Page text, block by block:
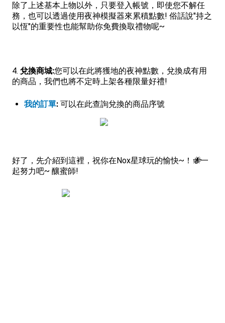
除了上述基本上物以外，只要登入帳號，即使您不解任
務，也可以透過使用夜神模擬器來累積點數! 俗話說"持之
以恆"的重要性也能幫助你免費換取禮物呢~
4. 兌換商城:您可以在此將獲地的夜神點數，兌換成有用
的商品，我們也將不定時上架各種限量好禮!
我的訂單: 可以在此查詢兌換的商品序號
好了，先介紹到這裡，祝你在Nox星球玩的愉快~！ 🐝一
起努力吧~ 釀蜜師!